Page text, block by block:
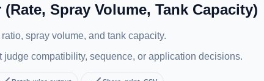
Spray Volume, Tank Capacity)
spray volume, and tank capacity.
compatibility, sequence, or application decisions.